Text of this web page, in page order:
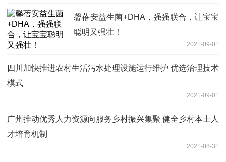
馨蓓安益生菌+DHA，强强联合，让宝宝
聪明又强壮！
2021-09-01
四川加快推进农村生活污水处理设施运行维护 优选治理技术
模式
2021-09-01
广州推动优秀人力资源向服务乡村振兴集聚 健全乡村本土人
才培育机制
2021-08-31